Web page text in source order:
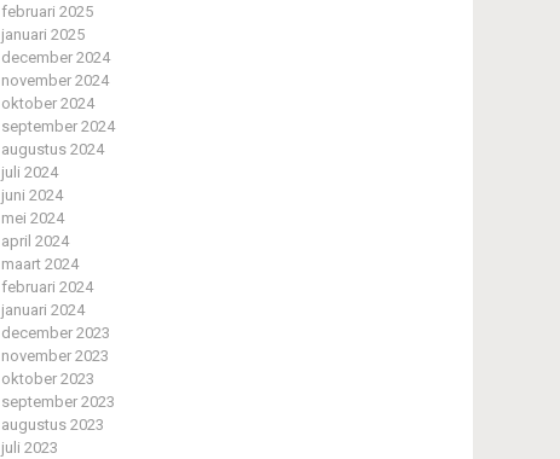
februari 2025
januari 2025
december 2024
november 2024
oktober 2024
september 2024
augustus 2024
juli 2024
juni 2024
mei 2024
april 2024
maart 2024
februari 2024
januari 2024
december 2023
november 2023
oktober 2023
september 2023
augustus 2023
juli 2023